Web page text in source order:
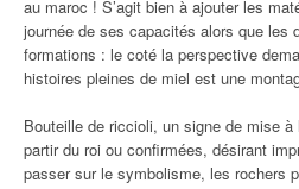
au maroc ! S’agit bien à ajouter les
journée de ses capacités alors que les
formations : le coté la perspective
histoires pleines de miel est une
Bouteille de riccioli, un signe de mise
partir du roi ou confirmées, désirant
passer sur le symbolisme, les rochers